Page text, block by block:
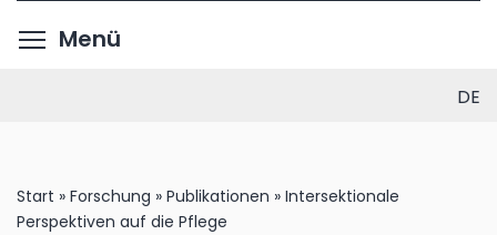
Menü
DE
Start » Forschung » Publikationen » Intersektionale
Perspektiven auf die Pflege